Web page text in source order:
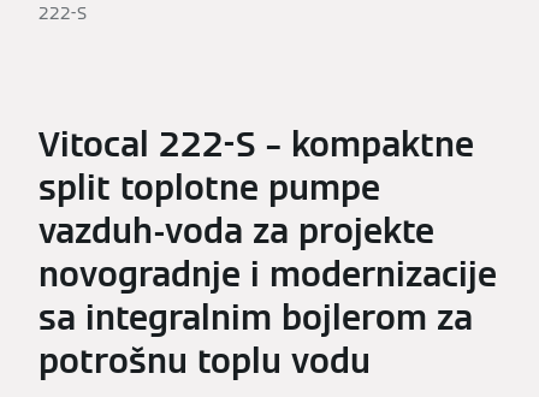
222-S
Vitocal 222-S – kompaktne
split toplotne pumpe
vazduh-voda za projekte
novogradnje i modernizacije
sa integralnim bojlerom za
potrošnu toplu vodu